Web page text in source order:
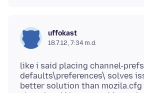
uffokast
18.7.12, 7:34 m.d.
like i said placing channel-
defaults\preferences\ solves
better solution than mozila.cfg